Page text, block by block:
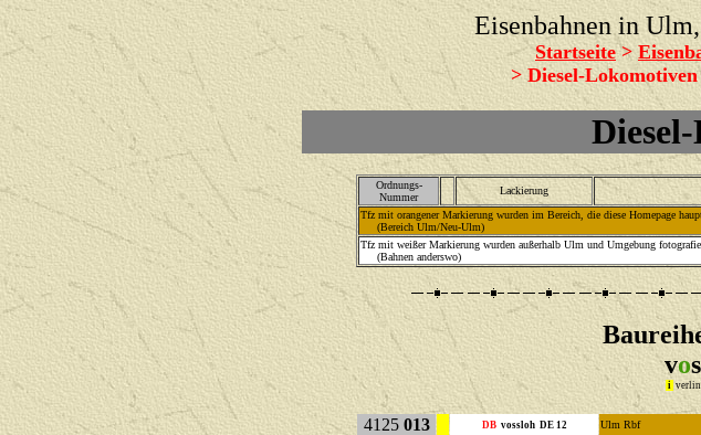
Eisenbahnen in
Startseite>
> Diesel-
Ordnungs-
Nummer
Lackierung
Tfz mit orangener Markierung wurden im Bereich, die diese Homepage
(Bereich Ulm/Neu-Ulm)
Tfz mit weißer Markierung wurden außerhalb Ulm und Umgebung
(Bahnen anderswo)
vo
i
4125 013 DBvossloh DE 12 Ulm Rbf